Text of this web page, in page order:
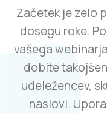
Začetek je zelo
dosegu roke.
vašega
dobite
udeležencev,
naslovi.